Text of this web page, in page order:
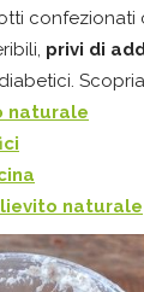
confezionati
privi di
naturale
naturale